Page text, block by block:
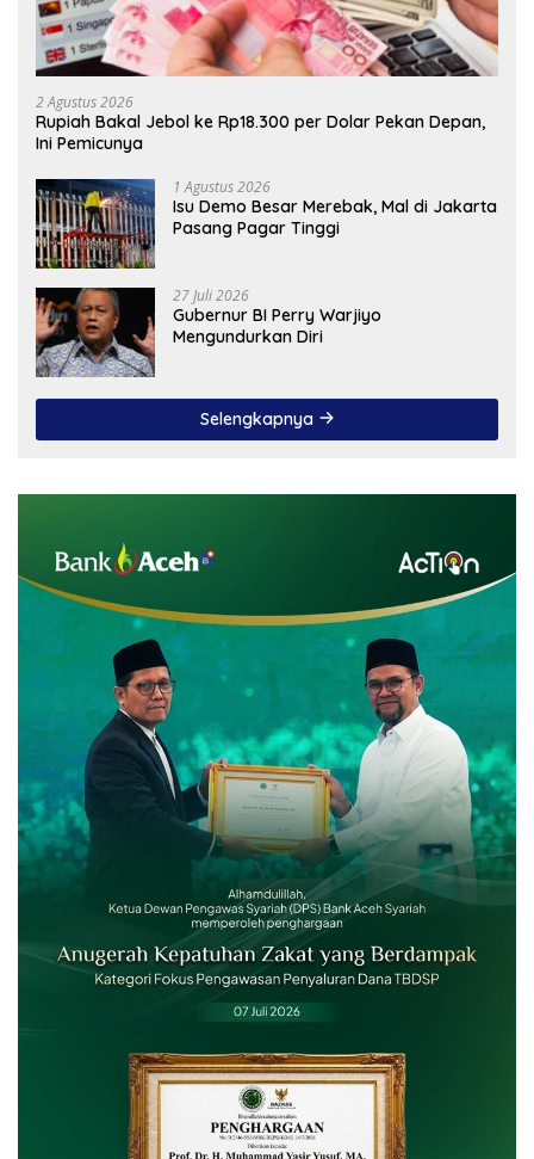
2 Agustus 2026
Rupiah Bakal Jebol ke Rp18.300 per Dolar Pekan Depan,
Ini Pemicunya
1 Agustus 2026
Isu Demo Besar Merebak, Mal di Jakarta
Pasang Pagar Tinggi
27 Juli 2026
Gubernur BI Perry Warjiyo
Mengundurkan Diri
Selengkapnya